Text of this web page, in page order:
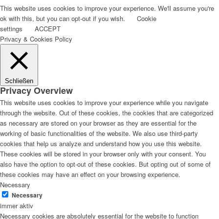
This website uses cookies to improve your experience. We'll assume you're
ok with this, but you can opt-out if you wish.
Cookie
settings
ACCEPT
Privacy & Cookies Policy
Schließen
Privacy Overview
This website uses cookies to improve your experience while you navigate
through the website. Out of these cookies, the cookies that are categorized
as necessary are stored on your browser as they are essential for the
working of basic functionalities of the website. We also use third-party
cookies that help us analyze and understand how you use this website.
These cookies will be stored in your browser only with your consent. You
also have the option to opt-out of these cookies. But opting out of some of
these cookies may have an effect on your browsing experience.
Necessary
Necessary
immer aktiv
Necessary cookies are absolutely essential for the website to function